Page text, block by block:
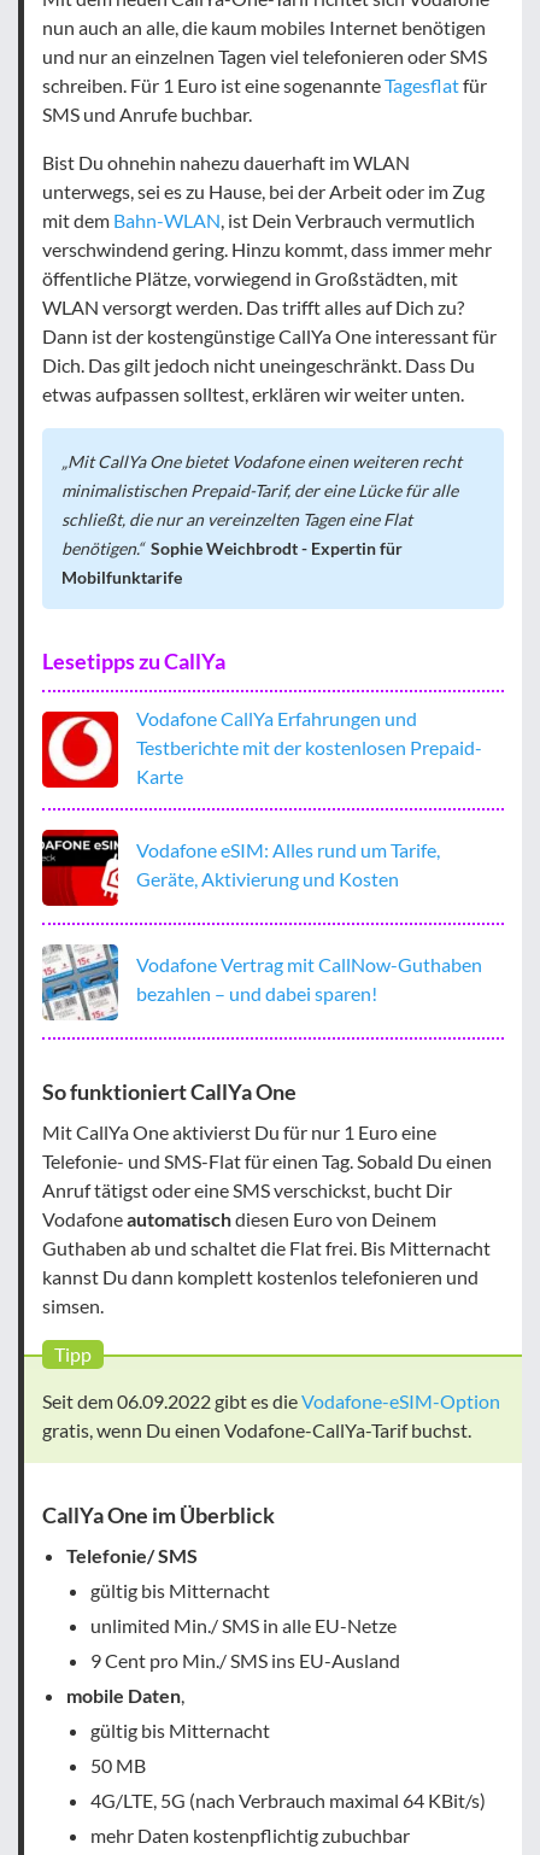
nun auch an alle, die kaum mobiles Internet benötigen
und nur an einzelnen Tagen viel telefonieren oder SMS
schreiben. Für 1 Euro ist eine sogenannteTagesflatfür
SMS und Anrufe buchbar.
Bist Du ohnehin nahezu dauerhaft im WLAN
unterwegs, sei es zu Hause, bei der Arbeit oder im Zug
mit dem Bahn-WLAN, ist Dein Verbrauch vermutlich
verschwindend gering. Hinzu kommt, dass immer mehr
öffentliche Plätze, vorwiegend in Großstädten, mit
WLAN versorgt werden. Das trifft alles auf Dich zu?
Dann ist der kostengünstige CallYa One interessant für
Dich. Das gilt jedoch nicht uneingeschränkt. Dass Du
etwas aufpassen solltest, erklären wir weiter unten.
Mit CallYa One bietet Vodafone einen weiteren recht
minimalistischen Prepaid-Tarif, der eine Lücke für alle
schließt, die nur an vereinzelten Tagen eine Flat
benötigen.
Sophie Weichbrodt - Expertin für
Mobilfunktarife
Lesetipps zu CallYa
Vodafone CallYa Erfahrungen und
Testberichte mit der kostenlosen Prepaid-
Karte
Vodafone eSIM: Alles rund um Tarife,
Geräte, Aktivierung und Kosten
Vodafone Vertrag mit CallNow-Guthaben
bezahlen – und dabei sparen!
So funktioniert CallYa One
Mit CallYa One aktivierst Du für nur 1 Euro eine
Telefonie- und SMS-Flat für einen Tag. Sobald Du einen
Anruf tätigst oder eine SMS verschickst, bucht Dir
Vodafoneautomatischdiesen Euro von Deinem
Guthaben ab und schaltet die Flat frei. Bis Mitternacht
kannst Du dann komplett kostenlos telefonieren und
simsen.
Tipp
Seit dem 06.09.2022 gibt es dieVodafone-eSIM-Option
gratis, wenn Du einen Vodafone-CallYa-Tarif buchst.
CallYa One im Überblick
Telefonie/ SMS
gültig bis Mitternacht
unlimited Min./ SMS in alle EU-Netze
9 Cent pro Min./ SMS ins EU-Ausland
mobile Daten,
gültig bis Mitternacht
50 MB
4G/LTE, 5G (nach Verbrauch maximal 64 KBit/s)
mehr Daten kostenpflichtig zubuchbar